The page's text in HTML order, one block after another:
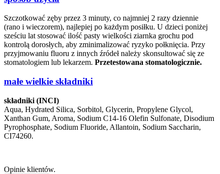
Szczotkować zęby przez 3 minuty, co najmniej 2 razy dziennie
(rano i wieczorem), najlepiej po każdym posiłku. U dzieci poniżej
sześciu lat stosować ilość pasty wielkości ziarnka grochu pod
kontrolą dorosłych, aby zminimalizować ryzyko połknięcia. Przy
przyjmowaniu fluoru z innych źródeł należy skonsultować się ze
stomatologiem lub lekarzem. Przetestowana stomatologicznie.
małe wielkie składniki
składniki (INCI)
Aqua, Hydrated Silica, Sorbitol, Glycerin, Propylene Glycol,
Xanthan Gum, Aroma, Sodium C14-16 Olefin Sulfonate, Disodium
Pyrophosphate, Sodium Fluoride, Allantoin, Sodium Saccharin,
CI74260.
Opinie klientów.